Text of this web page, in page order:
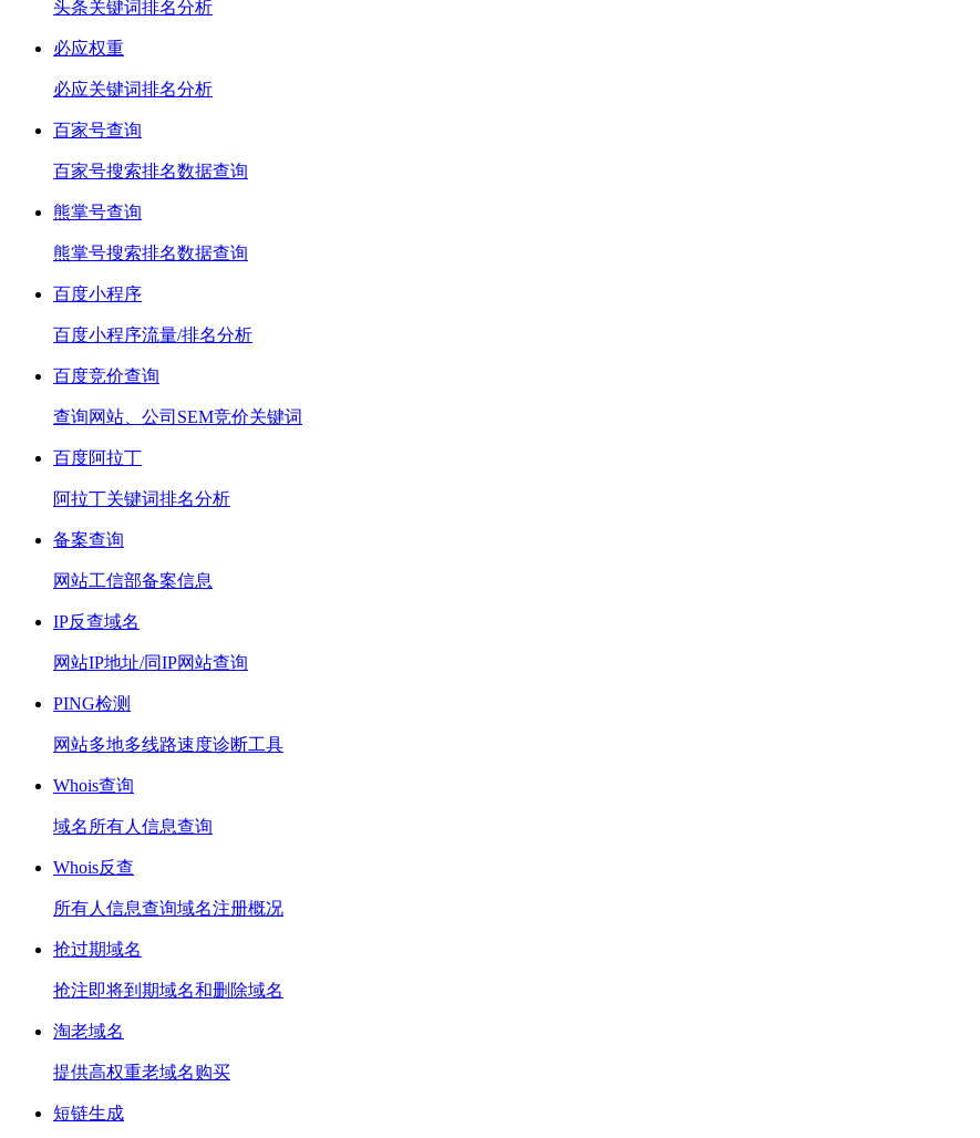
头条关键词排名分析
必应权重
必应关键词排名分析
百家号查询
百家号搜索排名数据查询
熊掌号查询
熊掌号搜索排名数据查询
百度小程序
百度小程序流量/排名分析
百度竞价查询
查询网站、公司SEM竞价关键词
百度阿拉丁
阿拉丁关键词排名分析
备案查询
网站工信部备案信息
IP反查域名
网站IP地址/同IP网站查询
PING检测
网站多地多线路速度诊断工具
Whois查询
域名所有人信息查询
Whois反查
所有人信息查询域名注册概况
抢过期域名
抢注即将到期域名和删除域名
淘老域名
提供高权重老域名购买
短链生成